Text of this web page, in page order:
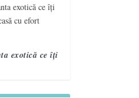
vascular
încheie a
exotică ce îți